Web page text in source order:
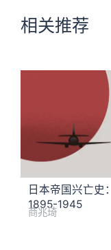
相关推荐
日本帝国兴亡史：
1895-1945
商兆琦